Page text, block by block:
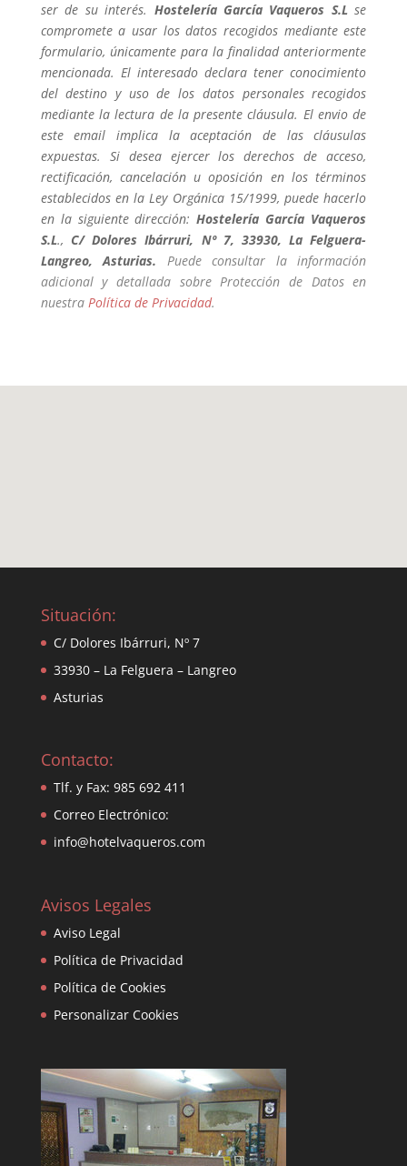
ser de su interés. Hostelería García Vaqueros S.Lse
compromete a usar los datos recogidos mediante este
formulario, únicamente para la finalidad anteriormente
mencionada. El interesado declara tener conocimiento
del destino y uso de los datos personales recogidos
mediante la lectura de la presente cláusula. El envio de
este email implica la aceptación de las cláusulas
expuestas. Si desea ejercer los derechos de acceso,
rectificación, cancelación u oposición en los términos
establecidos en la Ley Orgánica 15/1999, puede hacerlo
en la siguiente dirección:Hostelería García Vaqueros
S.L., C/ Dolores Ibárruri, Nº 7, 33930, La Felguera-
Langreo, Asturias. Puede consultar la información
adicional y detallada sobre Protección de Datos en
nuestra Política de Privacidad.
Situación:
C/ Dolores Ibárruri, Nº 7
33930 – La Felguera – Langreo
Asturias
Contacto:
Tlf. y Fax: 985 692 411
Correo Electrónico:
info@hotelvaqueros.com
Avisos Legales
Aviso Legal
Política de Privacidad
Política de Cookies
Personalizar Cookies